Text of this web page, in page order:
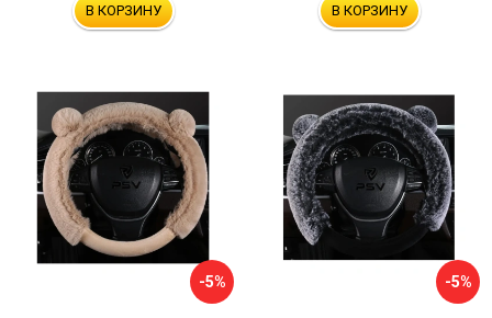
В КОРЗИНУ В КОРЗИНУ
-5% -5%